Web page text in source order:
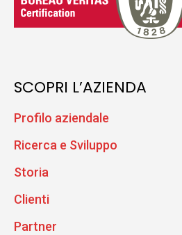
SCOPRI L’AZIENDA
Profilo aziendale
Ricerca e Sviluppo
Storia
Clienti
Partner